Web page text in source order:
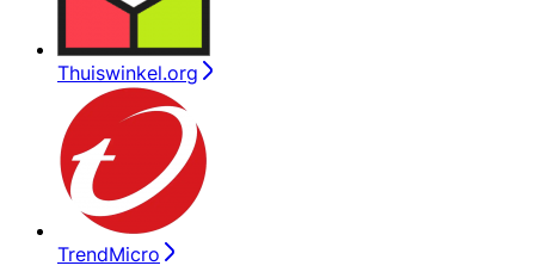
Thuiswinkel.org
TrendMicro